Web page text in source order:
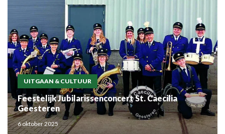
UITGAAN & CULTUUR
Feestelijk Jubilarissenconcert St. Caecilia
Geesteren
6 oktober 2025